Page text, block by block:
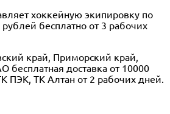
хоккейную экипировку по
бесплатно от 3 рабочих
край, Приморский край,
бесплатная доставка от 10000
ПЭК, ТК Алтан от 2 рабочих дней.